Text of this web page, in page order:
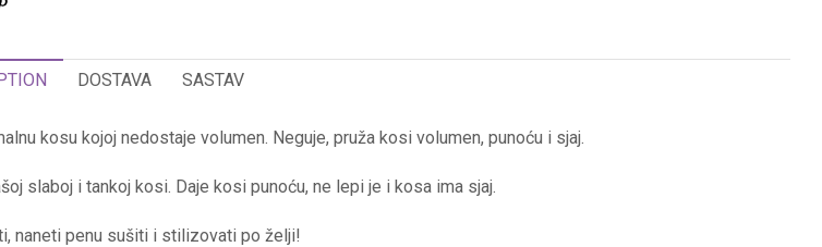
DOSTAVA SASTAV
kosu kojoj nedostaje volumen. Neguje, pruža kosi volumen, punoću i sjaj.
slaboj i tankoj kosi. Daje kosi punoću, ne lepi je i kosa ima sjaj.
naneti penu sušiti i stilizovati po želji!